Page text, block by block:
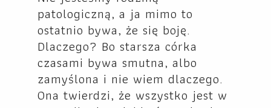
patologiczną, a ja mimo to
ostatnio bywa, że się boję.
Dlaczego? Bo starsza córka
czasami bywa smutna, albo
zamyślona i nie wiem dlaczego.
Ona twierdzi, że wszystko jest w